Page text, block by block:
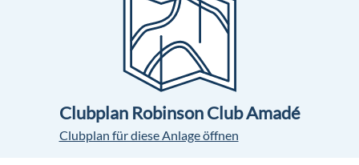
WLAN inklusive (nutzbar in vielen öffentlichen Bereichen
und in den Gästezimmern)
Naturliegewiese
Angelrevier
Clubplan Robinson Club Amadé
Clubplan für diese Anlage öffnen